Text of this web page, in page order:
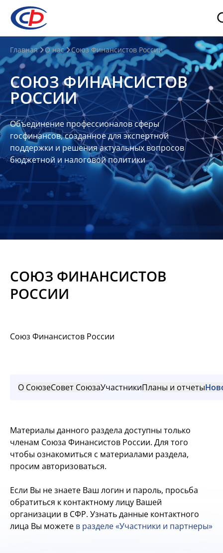
О
нас
О
СФР
Совет
Союза
Участники
Планы
отчеты
Контакты
Материалы
Главная О нас Союз Финансистов России
СОЮЗ ФИНАНСИСТОВ
РОССИИ
Объединение профессионалов сферы
госфинансов, созданное для экспертной
поддержки и решения актуальных вопросов
бюджетной и налоговой политики
СОЮЗ ФИНАНСИСТОВ
РОССИИ
Союз Финансистов России
О СоюзеСовет СоюзаУчастникиПланы и отчеты
Материалы данного раздела доступны только
членам Союза Финансистов России. Для того
чтобы ознакомиться с материалами раздела,
просим авторизоваться.
Если Вы не знаете Ваш логин и пароль, просьба
обратиться к контактному лицу Вашей
организации в СФР. Узнать данные контактного
лица Вы можете в разделе «Участники и партнеры»